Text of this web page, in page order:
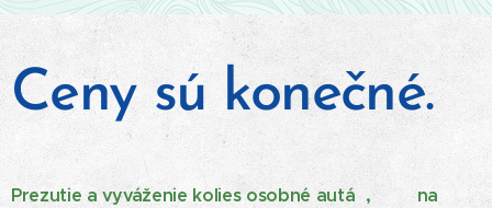
Ceny sú konečné.
Prezutie a vyváženie kolies osobné autá , na